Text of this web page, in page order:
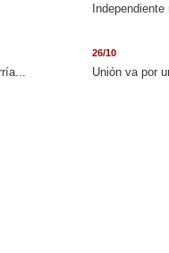
26/10
Unión va por